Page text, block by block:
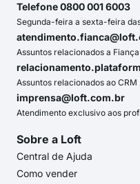
Telefone 0800 001 6003
Segunda-feira a sexta-feira
Assuntos relacionados a
Assuntos relacionados ao CRM
imprensa@loft.com.br
Atendimento exclusivo aos
Sobre a Loft
Central de Ajuda
Como vender